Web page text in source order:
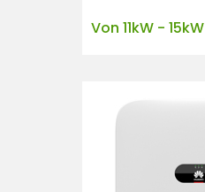
Von 11kW - 15kW